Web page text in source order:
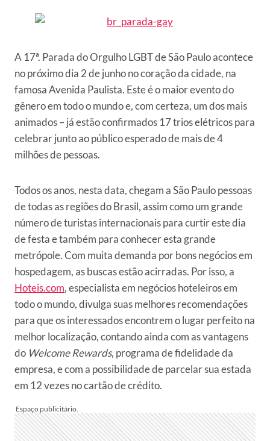
A 17ª. Parada do Orgulho LGBT de São Paulo acontece
no próximo dia 2 de junho no coração da cidade, na
famosa Avenida Paulista. Este é o maior evento do
gênero em todo o mundo e, com certeza, um dos mais
animados – já estão confirmados 17 trios elétricos para
celebrar junto ao público esperado de mais de 4
milhões de pessoas.
Todos os anos, nesta data, chegam a São Paulo pessoas
de todas as regiões do Brasil, assim como um grande
número de turistas internacionais para curtir este dia
de festa e também para conhecer esta grande
metrópole. Com muita demanda por bons negócios em
hospedagem, as buscas estão acirradas. Por isso, a
Hoteis.com, especialista em negócios hoteleiros em
todo o mundo, divulga suas melhores recomendações
para que os interessados encontrem o lugar perfeito na
melhor localização, contando ainda com as vantagens
do Welcome Rewards, programa de fidelidade da
empresa, e com a possibilidade de parcelar sua estada
em 12 vezes no cartão de crédito.